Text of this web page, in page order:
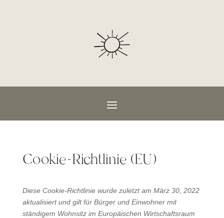
Cookie-Richtlinie (EU)
Diese Cookie-Richtlinie wurde zuletzt am März 30, 2022
aktualisiert und gilt für Bürger und Einwohner mit
ständigem Wohnsitz im Europäischen Wirtschaftsraum